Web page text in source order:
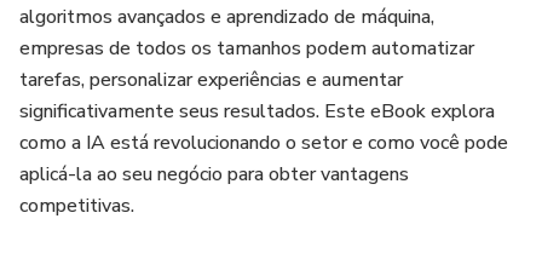
algoritmos avançados e aprendizado de máquina,
empresas de todos os tamanhos podem automatizar
tarefas, personalizar experiências e aumentar
significativamente seus resultados. Este eBook explora
como a IA está revolucionando o setor e como você pode
aplicá-la ao seu negócio para obter vantagens
competitivas.